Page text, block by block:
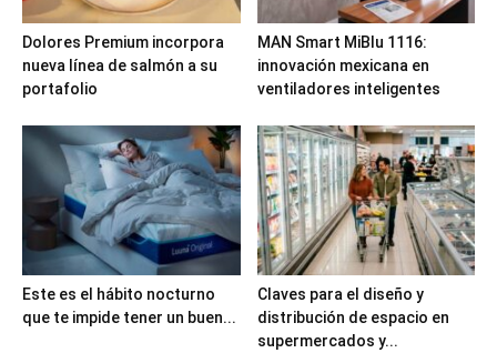
Dolores Premium incorpora
nueva línea de salmón a su
portafolio
MAN Smart MiBlu 1116:
innovación mexicana en
ventiladores inteligentes
Este es el hábito nocturno
que te impide tener un buen...
Claves para el diseño y
distribución de espacio en
supermercados y...